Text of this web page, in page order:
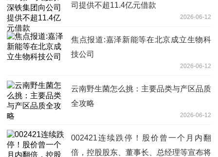
司提供不超11.4亿元借款
2026-06-12
焦点报道:嘉泽新能等在北京成立生物科
技公司
2026-06-12
云南野生菌怎么挑：主要品类与产区品质
全攻略
2026-06-12
002421连续跌停！股价曾一个月内翻
倍，控股股东、董事长、总经理等宣布将